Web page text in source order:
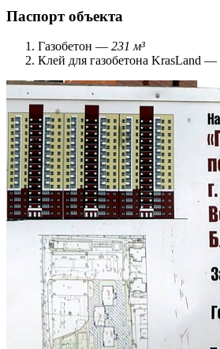
Паспорт объекта
Газобетон — 231 м³
Клей для газобетона KrasLand —